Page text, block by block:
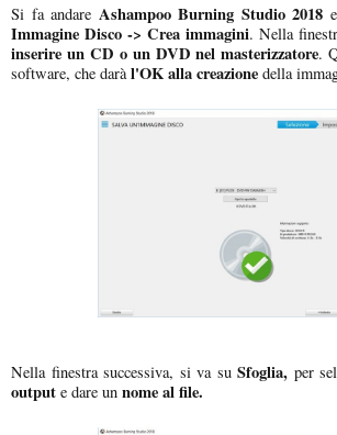
Si fa andare Ashampoo Burning Studio 2018
Immagine Disco -> Crea immagini. Nella
inserire un CD o un DVD nel masterizzatore.
software, che darà l'OK alla creazione della
Nella finestra successiva, si va suSfoglia, per
output e dare un nome al file.